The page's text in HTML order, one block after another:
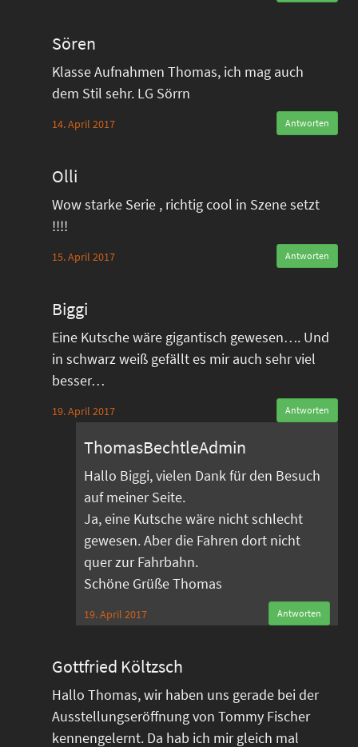
Sören
Klasse Aufnahmen Thomas, ich mag auch
dem Stil sehr. LG Sörrn
14. April 2017 Antworten
Olli
Wow starke Serie , richtig cool in Szene setzt
!!!!
15. April 2017 Antworten
Biggi
Eine Kutsche wäre gigantisch gewesen…. Und
in schwarz weiß gefällt es mir auch sehr viel
besser…
19. April 2017 Antworten
ThomasBechtleAdmin
Hallo Biggi, vielen Dank für den Besuch
auf meiner Seite.
Ja, eine Kutsche wäre nicht schlecht
gewesen. Aber die Fahren dort nicht
quer zur Fahrbahn.
Schöne Grüße Thomas
19. April 2017 Antworten
Gottfried Költzsch
Hallo Thomas, wir haben uns gerade bei der
Ausstellungseröffnung von Tommy Fischer
kennengelernt. Da hab ich mir gleich mal